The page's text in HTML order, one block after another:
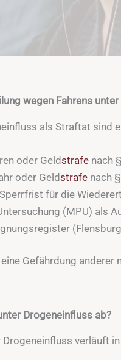
wegen Fahrens
als Straftat sind
oder Geldstrafe nach
oder Geldstrafe nach
für die
(MPU) als
Gefährdung anderer
Drogeneinfluss ab?
verläuft